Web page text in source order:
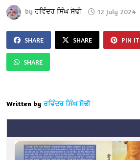
byਰਵਿੰਦਰ ਸਿੰਘ ਸੋਢੀ 12 July 2024
SHARE SHARE PIN IT
SHARE
Written by ਰਵਿੰਦਰ ਸਿੰਘ ਸੋਢੀ